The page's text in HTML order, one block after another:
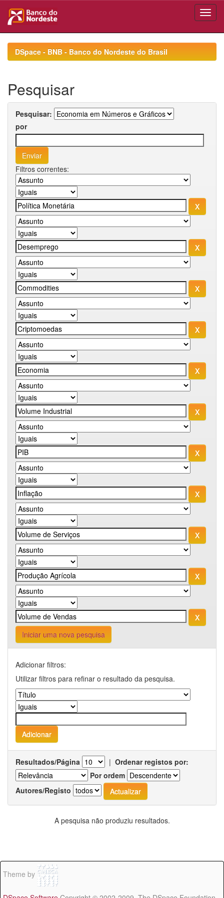
navigationDSpace - BNB - Banco do Nordeste do Brasil
Pesquisar
Pesquisar:
por
Filtros correntes:
Iniciar uma nova pesquisa
Adicionar filtros:
Utilizar filtros para refinar o resultado da pesquisa.
Resultados/Página | Ordenar registos por:
Por ordem
Autores/Registo
A pesquisa não produziu resultados.
Theme by